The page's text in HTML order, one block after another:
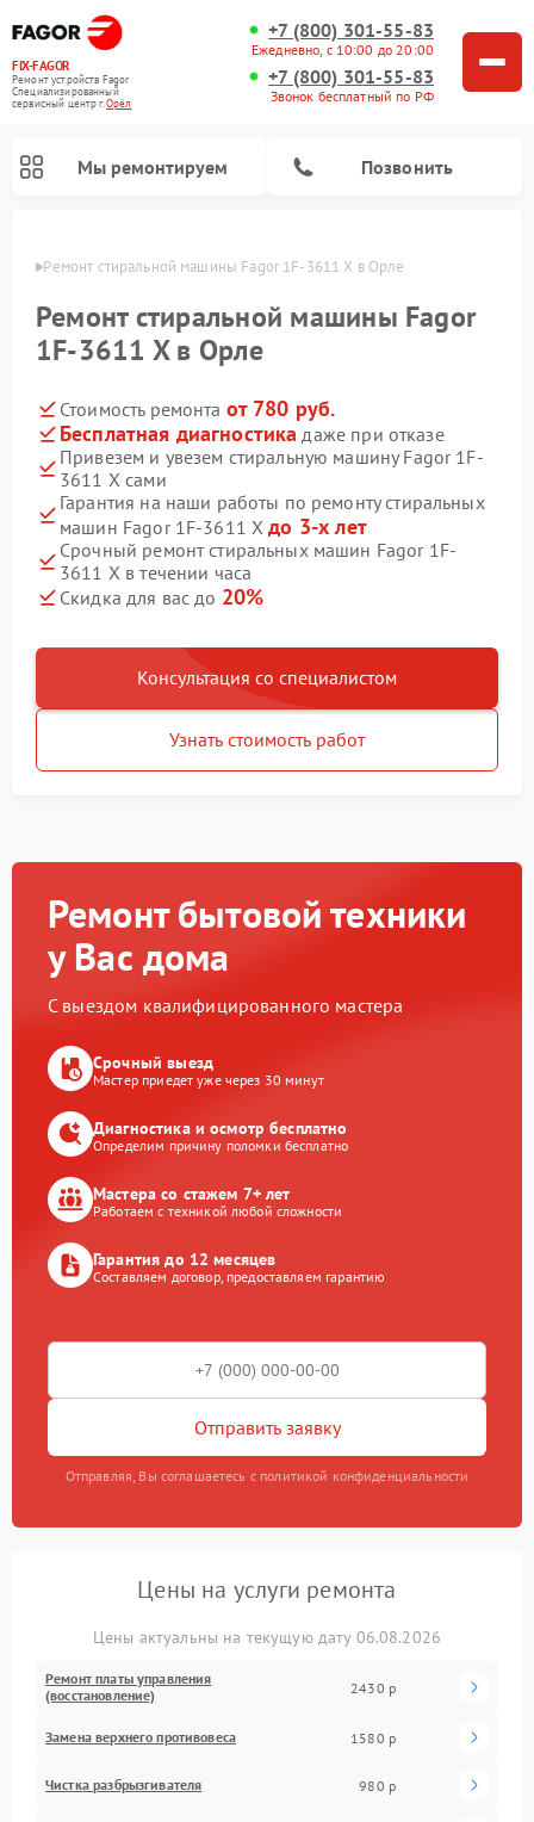
FIX-FAGOR
Ремонт устройств Fagor
Специализированный
cервисный центр г.Орёл
+7 (800) 301-55-83
Ежедневно, с 10:00 до 20:00
+7 (800) 301-55-83
Звонок бесплатный по РФ
Мы ремонтируем Позвонить
Ремонт стиральной машины Fagor 1F-3611 X в Орле
Ремонт стиральной машины Fagor
1F-3611 X в Орле
Стоимость ремонта от 780 руб.
Бесплатная диагностика даже при отказе
Привезем и увезем стиральную машину Fagor 1F-
3611 X сами
Гарантия на наши работы по ремонту стиральных
машин Fagor 1F-3611 Xдо 3-х лет
Срочный ремонт стиральных машин Fagor 1F-
3611 X в течении часа
Скидка для вас до 20%
Консультация со специалистом
Узнать стоимость работ
Ремонт бытовой техники
у Вас дома
С выездом квалифицированного мастера
Срочный выезд
Мастер приедет уже через 30 минут
Диагностика и осмотр бесплатно
Определим причину поломки бесплатно
Мастера со стажем 7+ лет
Работаем с техникой любой сложности
Гарантия до 12 месяцев
Составляем договор, предоставляем гарантию
Отправить заявку
Отправляя, Вы соглашаетесь с политикой конфиденциальности
Цены на услуги ремонта
Цены актуальны на текущую дату 06.08.2026
Ремонт платы управления
(восстановление)
2430 р
Замена верхнего противовеса 1580 р
Чистка разбрызгивателя 980 р